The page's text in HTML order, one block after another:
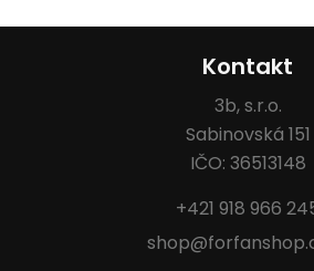
Kontakt
3b, s.r.o.
Sabinovská 151
IČO: 36513148
+421 918 966